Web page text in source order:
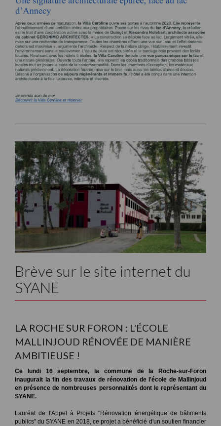
Brève sur le site internet du
SYANE
LA ROCHE SUR FORON : L'ÉCOLE
MALLINJOUD RÉNOVÉE DE MANIÈRE
AMBITIEUSE !
Ce lundi 16 septembre, la commune de la Roche-sur-Foron
inaugurait la fin des travaux de rénovation de l'école de Mallinjoud
en présence de nombreuses personnalités dont le représentant du
SYANE.
Lauréat de l'Appel à Projets "Rénovation énergétique de bâtiments
publics" du SYANE en 2018, ce projet a bénéficié d'un soutien financier